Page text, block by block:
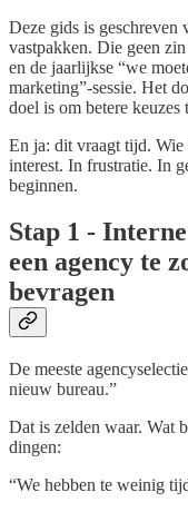
Deze gids is
vastpakken. Die geen
en de jaarlijkse “we
marketing”-sessie. Het
doel is om betere keuzes
En ja: dit vraagt tijd. Wie
interest. In frustratie. In
beginnen.
Stap 1 -
een agency te
bevragen
De meeste
nieuw bureau.”
Dat is zelden waar. Wat
dingen:
“We hebben te weinig